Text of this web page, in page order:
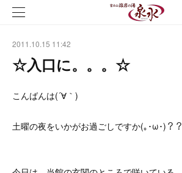
2011.10.15 11:42
☆入口に。。。☆
こんばんは(´∀｀)
土曜の夜をいかがお過ごしですか(｡･ω･)？？